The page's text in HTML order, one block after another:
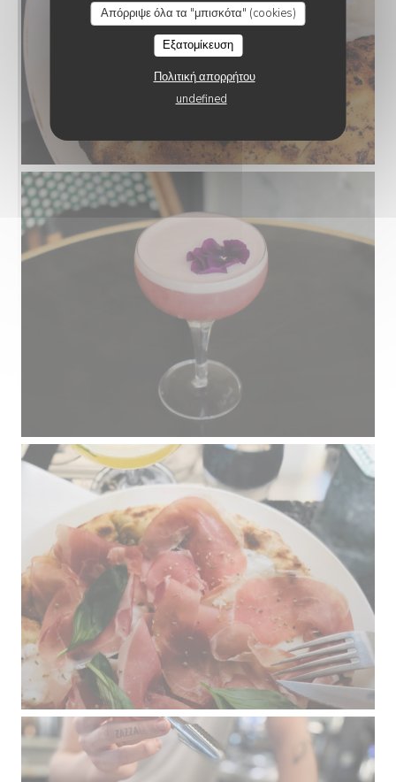
Απόρριψε όλα τα "μπισκότα" (cookies)
Εξατομίκευση
Πολιτική απορρήτου
undefined